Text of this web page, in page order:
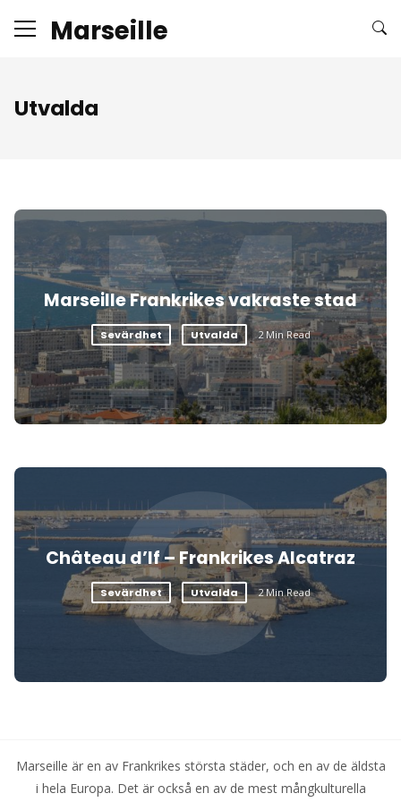
Marseille
Utvalda
M
Marseille Frankrikes vakraste stad
Sevärdhet Utvalda 2 Min Read
C
Château d’If – Frankrikes Alcatraz
Sevärdhet Utvalda 2 Min Read
Marseille är en av Frankrikes största städer, och en av de äldsta
i hela Europa. Det är också en av de mest mångkulturella